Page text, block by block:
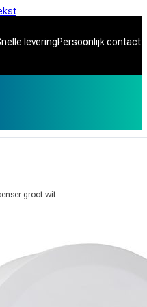
leveringPersoonlijk contact
groot wit